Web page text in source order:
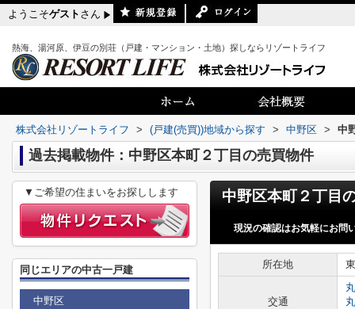
ようこそゲスト さん
熱海、湯河原、伊豆の別荘（戸建・マンション・土地）探しならリゾートライフ
株式会社リゾートライフ > (戸建(売買))地域から探す > 中野区 > 中
過去掲載物件：中野区本町２丁目の売買物件
現況の確認はお気軽にお問
所在地
交通
▼ご希望の住まいをお探しします
同じエリアの中古一戸建
中野区